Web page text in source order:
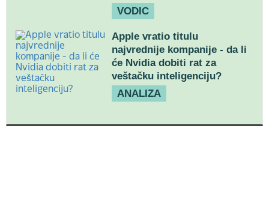
VODIC
Apple vratio titulu
najvrednije kompanije - da li
će Nvidia dobiti rat za
veštačku inteligenciju?
ANALIZA